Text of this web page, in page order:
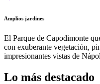
Amplios jardines
El Parque de Capodimonte
con exuberante vegetación,
impresionantes vistas de
Lo más destacado